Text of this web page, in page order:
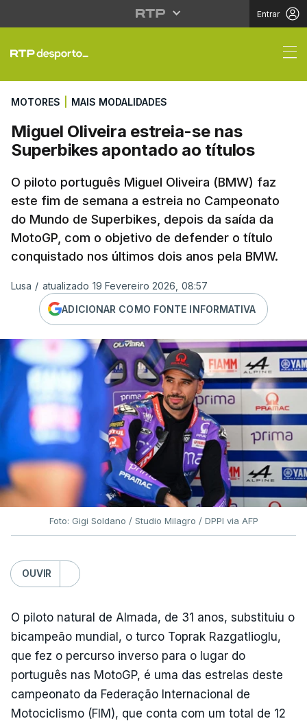
Entrar
Miguel Oliveira
MOTORES MAIS MODALIDADES
Miguel Oliveira estreia-se nas
Superbikes apontado ao títulos
O piloto português Miguel Oliveira (BMW) faz
este fim de semana a estreia no Campeonato
do Mundo de Superbikes, depois da saída da
MotoGP, com o objetivo de defender o título
conquistado nos últimos dois anos pela BMW.
Lusa / atualizado 19 Fevereiro 2026, 08:57
ADICIONAR COMO FONTE INFORMATIVA
Foto: Gigi Soldano / Studio Milagro / DPPI via AFP
OUVIR
O piloto natural de Almada, de 31 anos, substituiu o
bicampeão mundial, o turco Toprak Razgatlioglu,
que fez o percurso inverso para o lugar do
português nas MotoGP, é uma das estrelas deste
campeonato da Federação Internacional de
Motociclismo (FIM), que conta com um total de 12